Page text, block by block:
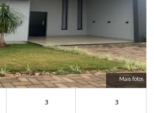
Mais fotos
3 3